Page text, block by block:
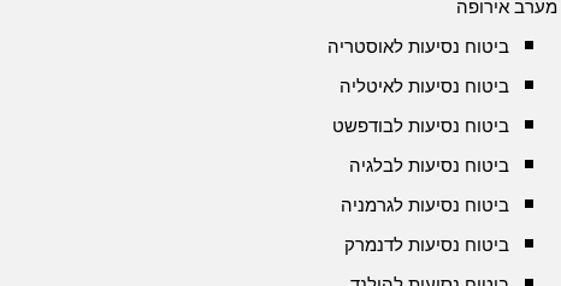
מערב אירופה
ביטוח נסיעות לאוסטריה
ביטוח נסיעות לאיטליה
ביטוח נסיעות לבודפשט
ביטוח נסיעות לבלגיה
ביטוח נסיעות לגרמניה
ביטוח נסיעות לדנמרק